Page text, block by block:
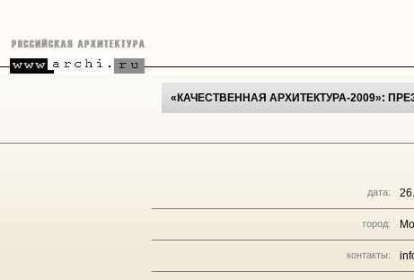
«КАЧЕСТВЕННАЯ АРХИТЕКТУРА-2009»:
дата:
город:
контакты: